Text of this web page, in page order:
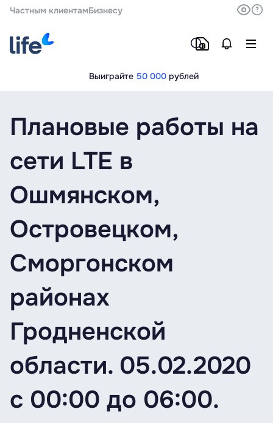
Частным клиентамБизнесу
Выиграйте 50 000 рублей
Плановые работы на
сети LTE в
Ошмянском,
Островецком,
Сморгонском
районах
Гродненской
области. 05.02.2020
с 00:00 до 06:00.